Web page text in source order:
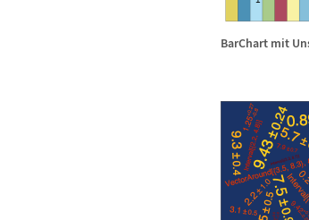
BarChart mit